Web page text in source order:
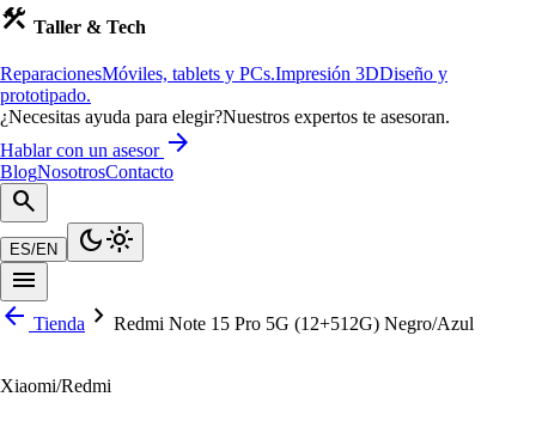
construction Taller & Tech
ReparacionesMóviles, tablets y PCs.Impresión 3DDiseño y
prototipado.
¿Necesitas ayuda para elegir?Nuestros expertos te asesoran.
Hablar con un asesor arrow_forward
BlogNosotrosContacto
search
ES/EN dark_modelight_mode
menu
arrow_back Tienda chevron_right Redmi Note 15 Pro 5G (12+512G) Negro/Azul
Xiaomi/Redmi